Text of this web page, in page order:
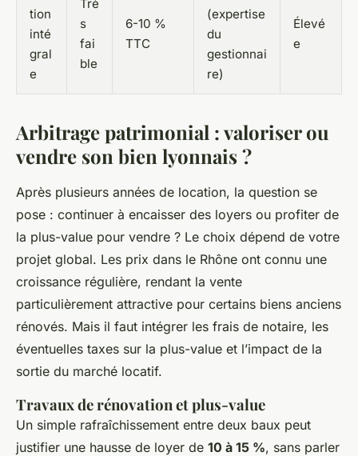
tion
inté
gral
e
Trè
s
fai
ble
6-10 %
TTC
(expertise
du
gestionnai
re)
Élevé
e
Arbitrage patrimonial : valoriser ou
vendre son bien lyonnais ?
Après plusieurs années de location, la question se
pose : continuer à encaisser des loyers ou profiter de
la plus-value pour vendre ? Le choix dépend de votre
projet global. Les prix dans le Rhône ont connu une
croissance régulière, rendant la vente
particulièrement attractive pour certains biens anciens
rénovés. Mais il faut intégrer les frais de notaire, les
éventuelles taxes sur la plus-value et l’impact de la
sortie du marché locatif.
Travaux de rénovation et plus-value
Un simple rafraîchissement entre deux baux peut
justifier une hausse de loyer de 10 à 15 %, sans parler